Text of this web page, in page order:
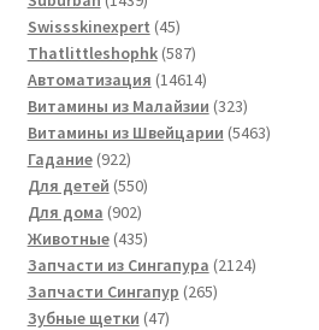
товаров
Swissskinexpert 4545
товаров
Thatlittleshophk 587587
товаров
Автоматизация 1461414614
товаров
Витамины из Малайзии 323323
товара
Витамины из Швейцарии 54635463
Гадание 922922
товара
Для детей 550550
Для дома 902902
товара
Животные 435435
товаров
Запчасти из Сингапура 21242124
Запчасти Сингапур 265265
Зубные щетки 4747